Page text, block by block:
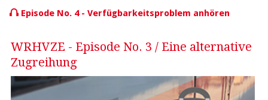
Episode No. 4 - Verfügbarkeitsproblem anhören
WRHVZE - Episode No. 3 / Eine alternative
Zugreihung